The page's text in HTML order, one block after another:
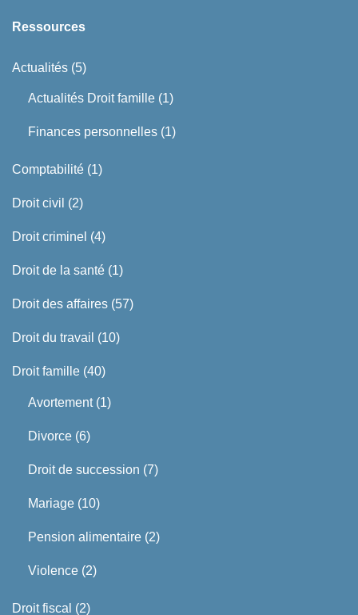
Ressources
Actualités (5)
Actualités Droit famille (1)
Finances personnelles (1)
Comptabilité (1)
Droit civil (2)
Droit criminel (4)
Droit de la santé (1)
Droit des affaires (57)
Droit du travail (10)
Droit famille (40)
Avortement(1)
Divorce (6)
Droit de succession (7)
Mariage (10)
Pension alimentaire (2)
Violence (2)
Droit fiscal (2)